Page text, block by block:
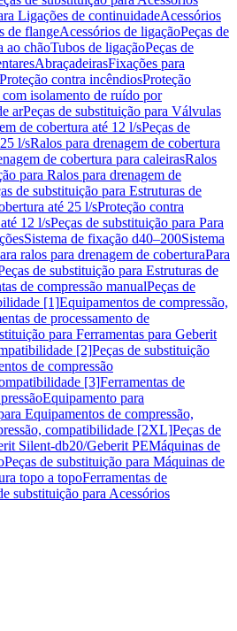
Ligações de continuidadeAcessórios
de flangeAcessórios de ligaçãoPeças de
ao chãoTubos de ligaçãoPeças de
AbraçadeirasFixações para
contra incêndiosProteção
isolamento de ruído por
arPeças de substituição para Válvulas
de cobertura até 12 l/sPeças de
l/sRalos para drenagem de cobertura
de cobertura para caleirasRalos
para Ralos para drenagem de
de substituição para Estruturas de
até 25 l/sProteção contra
12 l/sPeças de substituição para Para
Sistema de fixação d40–200Sistema
ralos para drenagem de coberturaPara
de substituição para Estruturas de
de compressão manualPeças de
[1]Equipamentos de compressão,
de processamento de
para Ferramentas para Geberit
[2]Peças de substituição
de compressão
[3]Ferramentas de
Equipamento para
Equipamentos de compressão,
compatibilidade [2XL]Peças de
Silent-db20/Geberit PEMáquinas de
Peças de substituição para Máquinas de
topo a topoFerramentas de
substituição para Acessórios